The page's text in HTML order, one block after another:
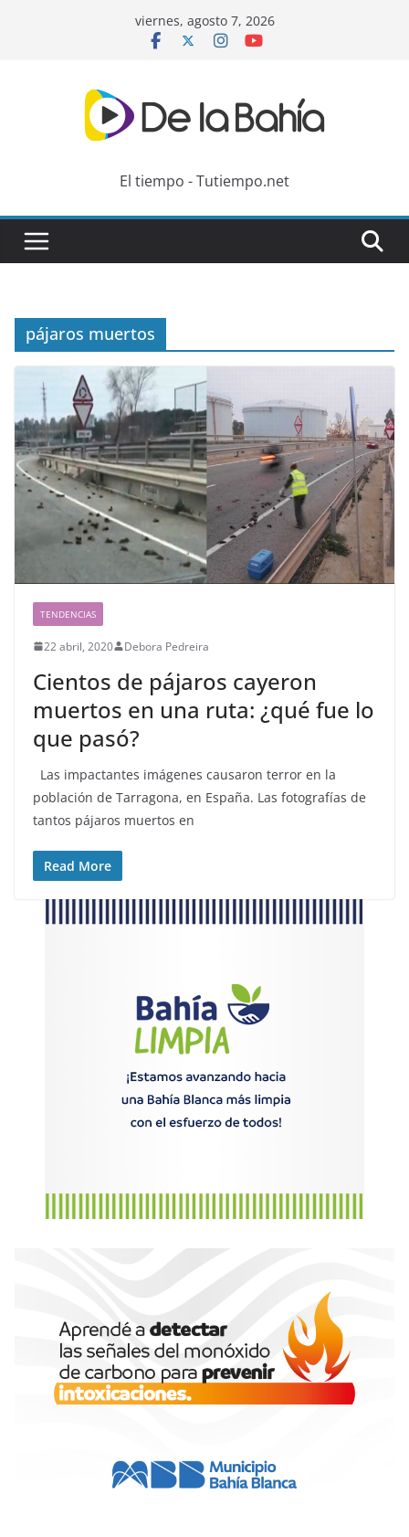
viernes, agosto 7, 2026
El tiempo - Tutiempo.net
pájaros muertos
TENDENCIAS
22 abril, 2020 Debora Pedreira
Cientos de pájaros cayeron
muertos en una ruta: ¿qué fue lo
que pasó?
Las impactantes imágenes causaron terror en la
población de Tarragona, en España. Las fotografías de
tantos pájaros muertos en
Read More